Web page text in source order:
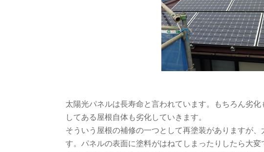
太陽光パネルは長寿命と言われています。もちろん劣
してある屋根自体も劣化していきます。
そういう屋根の補修の一つとして再塗装がありますが
す。パネルの表面に塗料がはねてしまったりしたら大変